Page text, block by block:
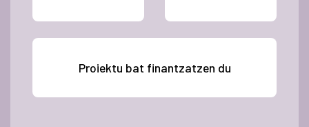
Proiektu bat finantzatzen du